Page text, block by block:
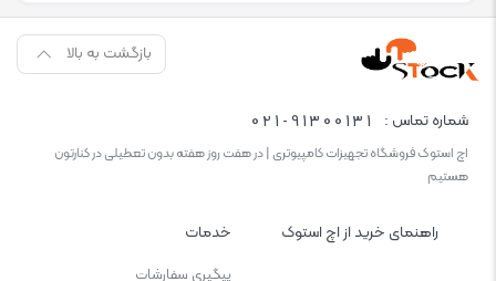
بازگشت به بالا
شماره تماس : 021-91300131
اچ استوک فروشگاه تجهیزات کامپیوتری | در هفت روز هفته بدون تعطیلی در کنارتون
هستیم
راهنمای خرید از اچ استوک خدمات
پیگیری سفارشات